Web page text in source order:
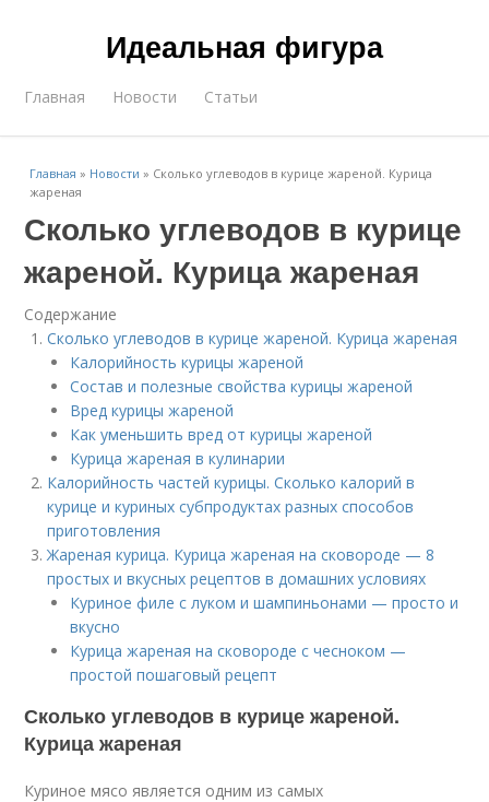
Идеальная фигура
Главная Новости Статьи
Главная » Новости » Сколько углеводов в курице жареной. Курица
жареная
Сколько углеводов в курице
жареной. Курица жареная
Содержание
Сколько углеводов в курице жареной. Курица жареная
Калорийность курицы жареной
Состав и полезные свойства курицы жареной
Вред курицы жареной
Как уменьшить вред от курицы жареной
Курица жареная в кулинарии
Калорийность частей курицы. Сколько калорий в
курице и куриных субпродуктах разных способов
приготовления
Жареная курица. Курица жареная на сковороде — 8
простых и вкусных рецептов в домашних условиях
Куриное филе с луком и шампиньонами — просто и
вкусно
Курица жареная на сковороде с чесноком —
простой пошаговый рецепт
Сколько углеводов в курице жареной.
Курица жареная
Куриное мясо является одним из самых